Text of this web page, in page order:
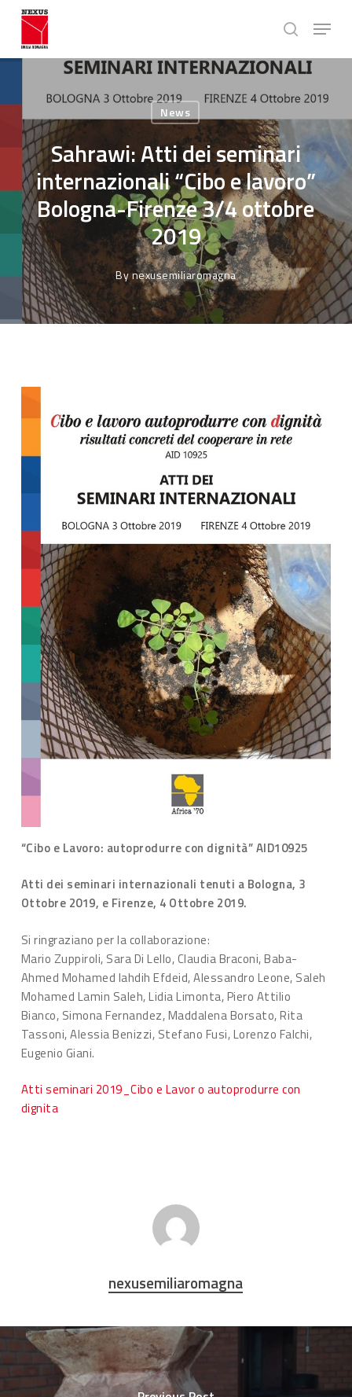
Skip
main
search
Menu
News
Sahrawi: Atti dei seminari
internazionali “Cibo e lavoro”
Bologna-Firenze 3/4 ottobre
2019
Bynexusemiliaromagna
“Cibo e Lavoro: autoprodurre con dignità” AID10925
Atti dei seminari internazionali tenuti a Bologna, 3
Ottobre 2019, e Firenze, 4 Ottobre 2019.
Si ringraziano per la collaborazione:
Mario Zuppiroli, Sara Di Lello, Claudia Braconi, Baba-
Ahmed Mohamed Iahdih Efdeid, Alessandro Leone, Saleh
Mohamed Lamin Saleh, Lidia Limonta, Piero Attilio
Bianco, Simona Fernandez, Maddalena Borsato, Rita
Tassoni, Alessia Benizzi, Stefano Fusi, Lorenzo Falchi,
Eugenio Giani.
Atti seminari 2019_Cibo e Lavor o autoprodurre con
dignita
nexusemiliaromagna